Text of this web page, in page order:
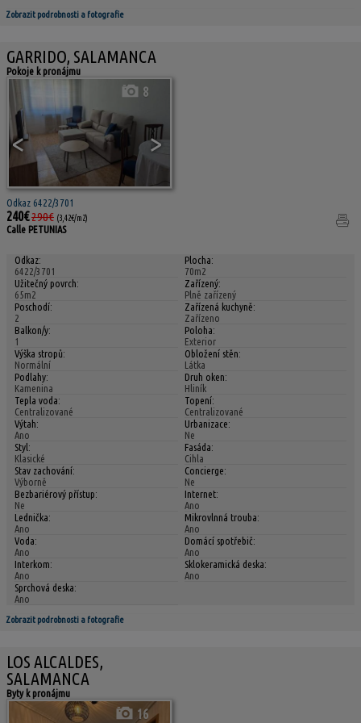
Zobrazit podrobnosti a fotografie
GARRIDO, SALAMANCA
Pokoje k pronájmu
< >
8
Odkaz 6422/3701
240€290€ (3,42€/m2)
Calle PETUNIAS
Odkaz:
6422/3701
Plocha:
70m2
Užitečný povrch:
65m2
Zařízený:
Plně zařízený
Poschodí:
2
Zařízená kuchyně:
Zařízeno
Balkon/y:
1
Poloha:
Exterior
Výška stropů:
Normální
Obložení stěn:
Látka
Podlahy:
Kamenina
Druh oken:
Hliník
Tepla voda:
Centralizované
Topení:
Centralizované
Výtah:
Ano
Urbanizace:
Ne
Styl:
Klasické
Fasáda:
Cihla
Stav zachování:
Výborně
Concierge:
Ne
Bezbariérový přístup:
Ne
Internet:
Ano
Lednička:
Ano
Mikrovlnná trouba:
Ano
Voda:
Ano
Domácí spotřebič:
Ano
Interkom:
Ano
Sklokeramická deska:
Ano
Sprchová deska:
Ano
Zobrazit podrobnosti a fotografie
LOS ALCALDES,
SALAMANCA
Byty k pronájmu
16